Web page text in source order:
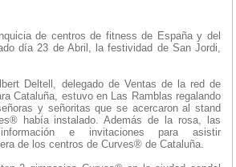
de centros de fitness de España y del
día 23 de Abril, la festividad de San Jordi,
Deltell, delegado de Ventas de la red de
Cataluña, estuvo en Las Ramblas regalando
y señoritas que se acercaron al stand
había instalado. Además de la rosa, las
e invitaciones para asistir
de los centros de Curves® de Cataluña.